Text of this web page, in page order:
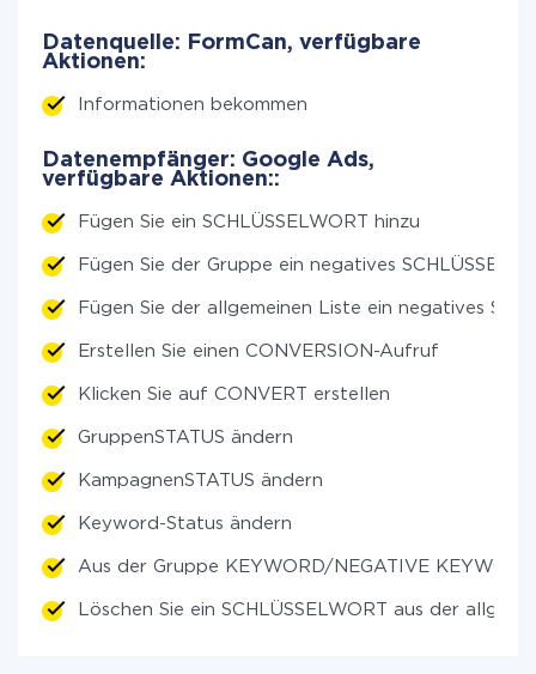
Datenquelle: FormCan, verfügbare
Aktionen:
Informationen bekommen
Datenempfänger: Google Ads,
verfügbare Aktionen::
Fügen Sie ein SCHLÜSSELWORT hinzu
Fügen Sie der Gruppe ein negatives
Fügen Sie der allgemeinen Liste ein negatives
Erstellen Sie einen CONVERSION-Aufruf
Klicken Sie auf CONVERT erstellen
GruppenSTATUS ändern
KampagnenSTATUS ändern
Keyword-Status ändern
Aus der Gruppe KEYWORD/NEGATIVE
Löschen Sie ein SCHLÜSSELWORT aus der